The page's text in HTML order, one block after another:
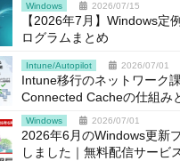
Windows 2026/07/15
【2026年7月】Windows定
ログラムまとめ
Intune/Autopilot 2026/07/01
Intune移行のネットワーク
Connected Cacheの仕組み
Windows 2026/07/01
2026年6月のWindows更新
しました｜無料配信サービ